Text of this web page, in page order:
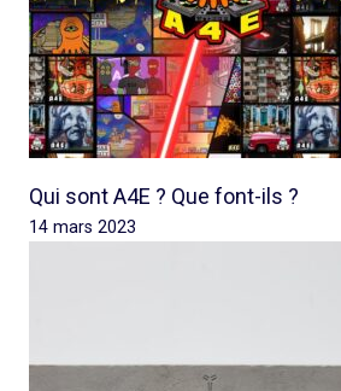
Qui sont A4E ? Que font-ils ?
14 mars 2023